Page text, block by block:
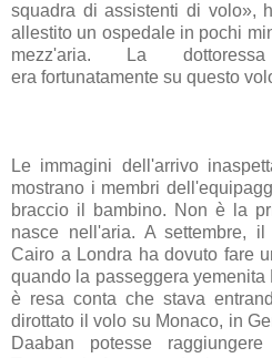
squadra di assistenti di volo»,
allestito un ospedale in pochi
mezz'aria. La
era fortunatamente su questo
Le immagini dell'arrivo
mostrano i membri
braccio il bambino. Non è la
nasce nell'aria. A settembre,
Cairo a Londra ha dovuto fare
quando la passeggera
è resa conta che stava
dirottato il volo su Monaco, in
Daaban potesse